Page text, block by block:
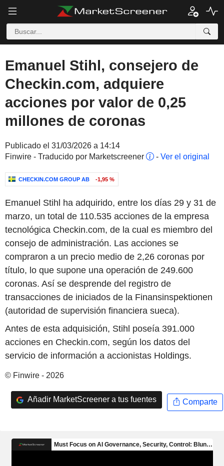
Emanuel Stihl, consejero de
Checkin.com, adquiere
acciones por valor de 0,25
millones de coronas
Publicado el 31/03/2026 a 14:14
Finwire - Traducido por Marketscreener
- Ver el original
CHECKIN.COM GROUP AB -1,95 %
Emanuel Stihl ha adquirido, entre los días 29 y 31 de
marzo, un total de 110.535 acciones de la empresa
tecnológica Checkin.com, de la cual es miembro del
consejo de administración. Las acciones se
compraron a un precio medio de 2,26 coronas por
título, lo que supone una operación de 249.600
coronas. Así se desprende del registro de
transacciones de iniciados de la Finansinspektionen
(autoridad de supervisión financiera sueca).
Antes de esta adquisición, Stihl poseía 391.000
acciones en Checkin.com, según los datos del
servicio de información a accionistas Holdings.
© Finwire - 2026
Añadir MarketScreener a tus fuentes Comparte